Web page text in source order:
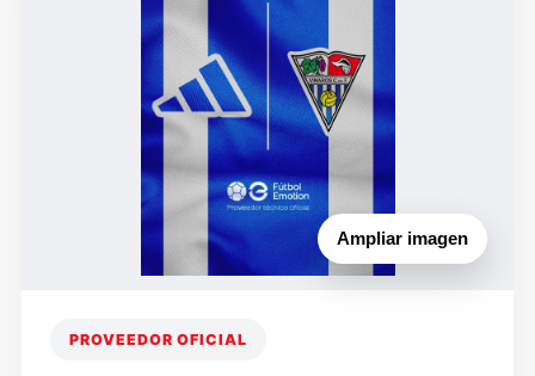
Ampliar imagen
PROVEEDOR OFICIAL